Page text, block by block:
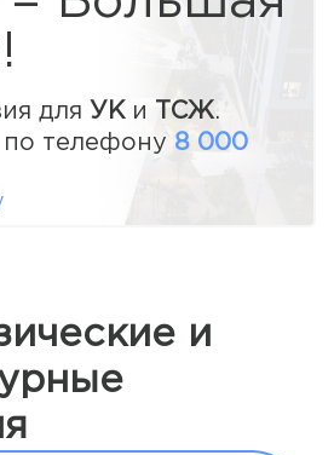
для УК и ТСЖ.
по телефону 8 000
и